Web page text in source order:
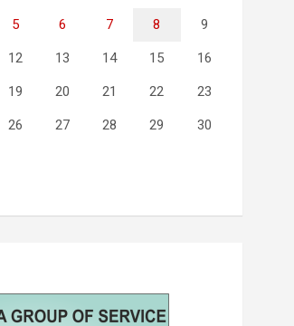
5 6 7 8 9
12 13 14 15 16
19 20 21 22 23
26 27 28 29 30